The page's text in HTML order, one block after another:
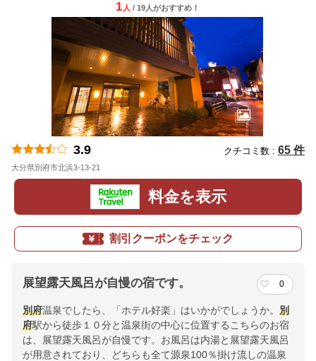
1 人 / 19人がおすすめ！
3.9 クチコミ数 : 65 件
大分県別府市北浜3-13-21
料金を表示
割引クーポンをチェック
展望露天風呂が自慢の宿です。 0
別府温泉でしたら、「ホテル好楽」はいかがでしょうか。 別
府駅から徒歩１０分と温泉街の中心に位置するこちらのお宿
は、展望露天風呂が自慢です。お風呂は内湯と展望露天風呂
が用意されており、どちらも全て源泉100％掛け流しの温泉